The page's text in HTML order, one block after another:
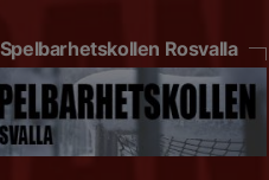
Spelbarhetskollen Rosvalla